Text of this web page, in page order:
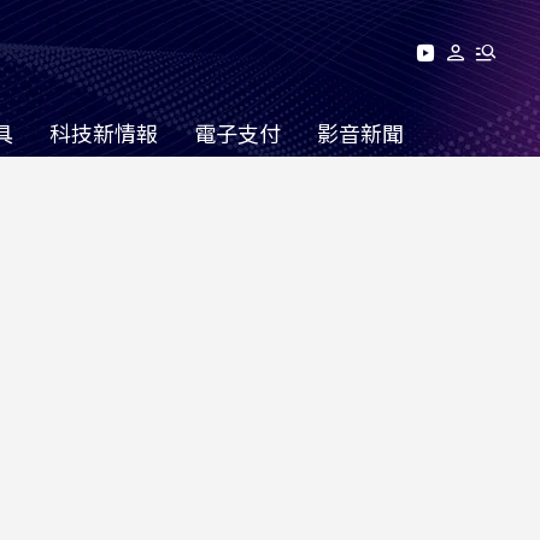
科技新情報 電子支付 影音新聞